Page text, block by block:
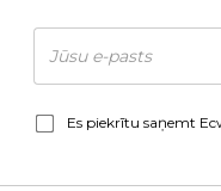
Es piekrītu saņemt